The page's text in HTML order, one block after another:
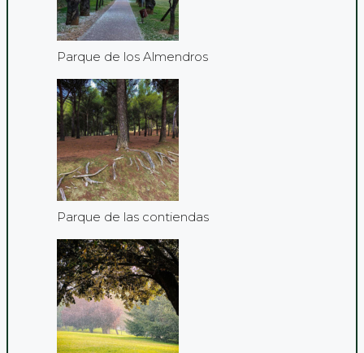
Parque de los Almendros
Parque de las contiendas